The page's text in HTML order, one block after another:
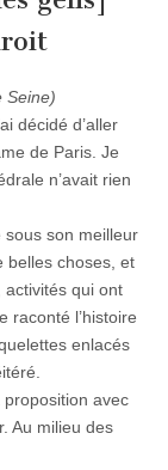
Seine)
décidé d’aller
de Paris. Je
n’avait rien
son meilleur
belles choses, et
qui ont
raconté l’histoire
enlacés
proposition avec
Au milieu des